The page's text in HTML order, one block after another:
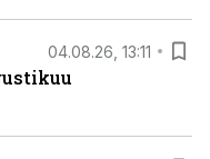
04.08.26, 13:11